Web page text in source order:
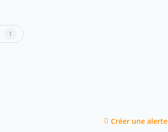
1
Créer une alerte